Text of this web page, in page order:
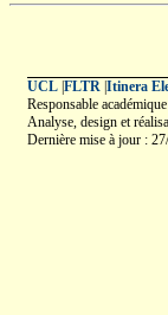
UCL| FLTR| Itinera
Responsable
Analyse, design et
Dernière mise à jour :